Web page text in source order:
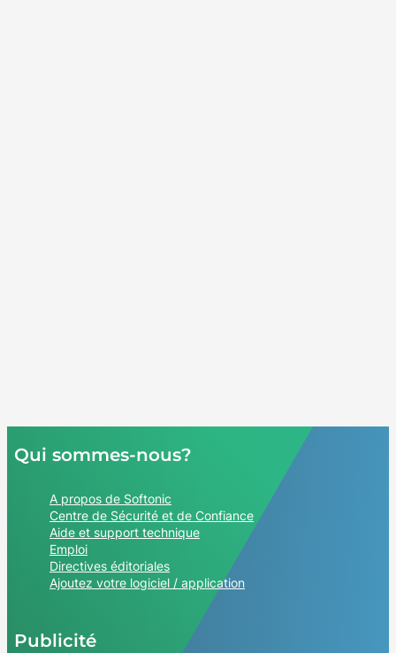
Qui sommes-nous?
A propos de Softonic
Centre de Sécurité et de Confiance
Aide et support technique
Emploi
Directives éditoriales
Ajoutez votre logiciel / application
Publicité